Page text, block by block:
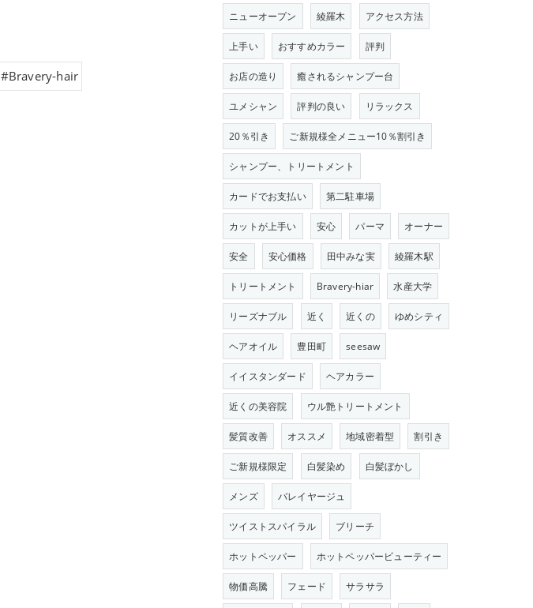
#Bravery-hair
ニューオープン 綾羅木 アクセス方法
上手い おすすめカラー 評判
お店の造り 癒されるシャンプー台
ユメシャン 評判の良い リラックス
20％引き ご新規様全メニュー10％割引き
シャンプー、トリートメント
カードでお支払い 第二駐車場
カットが上手い 安心 パーマ オーナー
安全 安心価格 田中みな実 綾羅木駅
トリートメント Bravery-hiar 水産大学
リーズナブル 近く 近くの ゆめシティ
ヘアオイル 豊田町 seesaw
イイスタンダード ヘアカラー
近くの美容院 ウル艶トリートメント
髪質改善 オススメ 地域密着型 割引き
ご新規様限定 白髪染め 白髪ぼかし
メンズ バレイヤージュ
ツイストスパイラル ブリーチ
ホットペッパー ホットペッパービューティー
物価高騰 フェード サラサラ